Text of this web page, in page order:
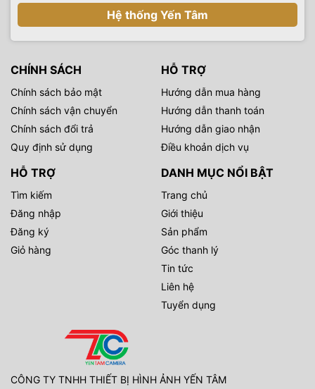
Hệ thống Yến Tâm
CHÍNH SÁCH
Chính sách bảo mật
Chính sách vận chuyển
Chính sách đổi trả
Quy định sử dụng
HỖ TRỢ
Hướng dẫn mua hàng
Hướng dẫn thanh toán
Hướng dẫn giao nhận
Điều khoản dịch vụ
HỖ TRỢ
Tìm kiếm
Đăng nhập
Đăng ký
Giỏ hàng
DANH MỤC NỔI BẬT
Trang chủ
Giới thiệu
Sản phẩm
Góc thanh lý
Tin tức
Liên hệ
Tuyển dụng
CÔNG TY TNHH THIẾT BỊ HÌNH ẢNH YẾN TÂM